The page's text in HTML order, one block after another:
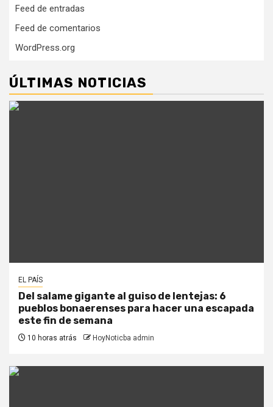
Feed de entradas
Feed de comentarios
WordPress.org
ÚLTIMAS NOTICIAS
EL PAÍS
Del salame gigante al guiso de lentejas: 6
pueblos bonaerenses para hacer una escapada
este fin de semana
10 horas atrás HoyNoticba admin